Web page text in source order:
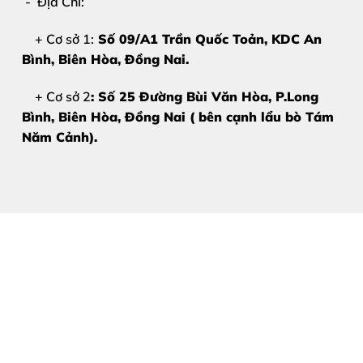
Chúng tôi hiểu rằng ép kính Samsung Galaxy Note 9
Bảng Giá Ép Kính Samsung
Giá ép kính Samsung Galaxy Note 9có thể thay
+ Cơ sở 1: Số 09/A1 Trần Quốc Toản, KDC An
Bình, Biên Hòa, Đồng Nai.
+ Cơ sở 2: Số 25 Đường Bùi Văn Hòa, P.Long
Bình, Biên Hòa, Đồng Nai ( bên cạnh lẩu bò Tám
Năm Cảnh).